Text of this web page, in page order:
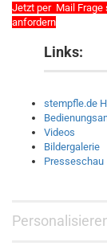
Jetzt per Mail Frage
anfordern
Links:
stempfle.de
Videos
Bildergalerie
Presseschau